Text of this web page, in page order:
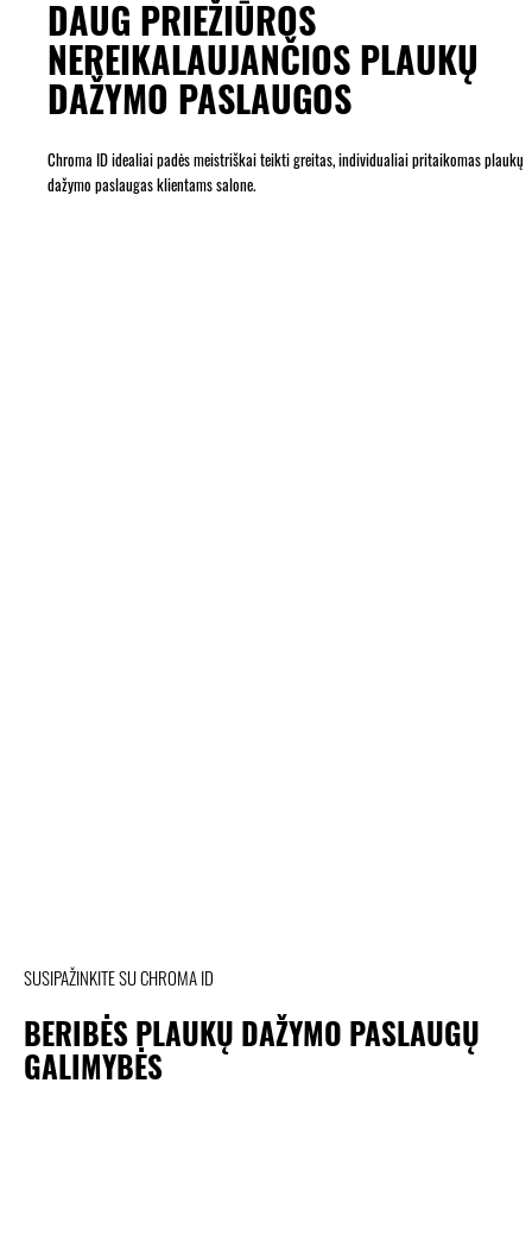
DAUG PRIEŽIŪROS
NEREIKALAUJANČIOS PLAUKŲ
DAŽYMO PASLAUGOS
Chroma ID idealiai padės meistriškai teikti greitas, individualiai pritaikomas plaukų
dažymo paslaugas klientams salone.
SUSIPAŽINKITE SU CHROMA ID
BERIBĖS PLAUKŲ DAŽYMO PASLAUGŲ
GALIMYBĖS